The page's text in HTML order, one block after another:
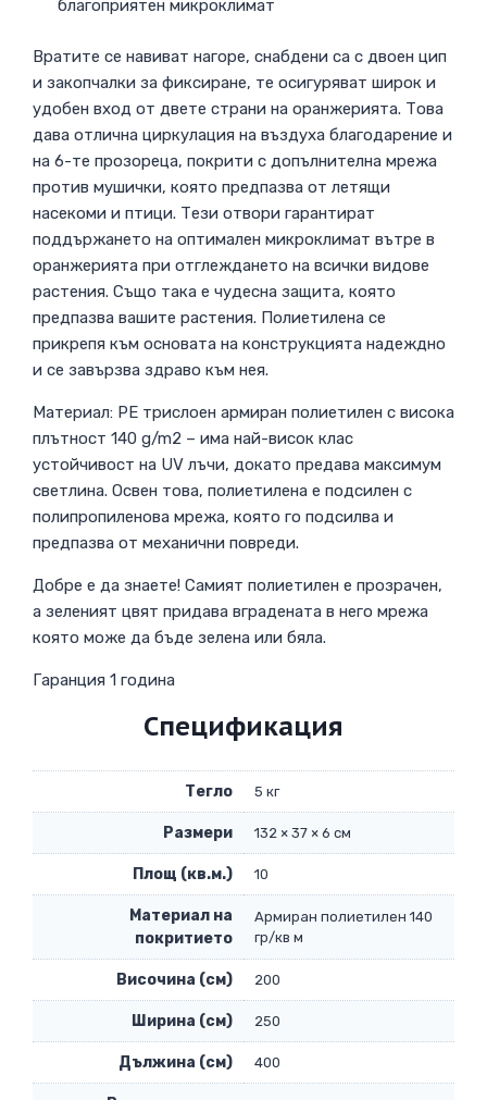
благоприятен микроклимат
Вратите се навиват нагоре, снабдени са с двоен цип
и закопчалки за фиксиране, те осигуряват широк и
удобен вход от двете страни на оранжерията. Това
дава отлична циркулация на въздуха благодарение и
на 6-те прозореца, покрити с допълнителна мрежа
против мушички, която предпазва от летящи
насекоми и птици. Тези отвори гарантират
поддържането на оптимален микроклимат вътре в
оранжерията при отглеждането на всички видове
растения. Също така е чудесна защита, която
предпазва вашите растения. Полиетилена се
прикрепя към основата на конструкцията надеждно
и се завързва здраво към нея.
Материал: PE трислоен армиран полиетилен с висока
плътност 140 g/m2 – има най-висок клас
устойчивост на UV лъчи, докато предава максимум
светлина. Освен това, полиетилена е подсилен с
полипропиленова мрежа, която го подсилва и
предпазва от механични повреди.
Добре е да знаете! Самият полиетилен е прозрачен,
а зеленият цвят придава вградената в него мрежа
която може да бъде зелена или бяла.
Гаранция 1 година
Спецификация
Тегло 5 кг
Размери 132 × 37 × 6 см
Площ (кв.м.) 10
Материал на
покритието
Армиран полиетилен 140
гр/кв м
Височина (см) 200
Ширина (см) 250
Дължина (см) 400